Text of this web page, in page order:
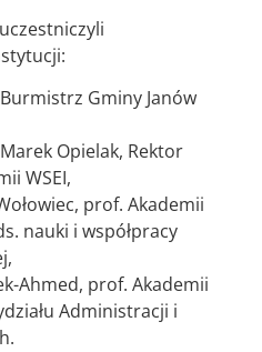
Gminy Janów
Opielak, Rektor
WSEI,
prof. Akademii
nauki i współpracy
Ahmed, prof. Akademii
Administracji i